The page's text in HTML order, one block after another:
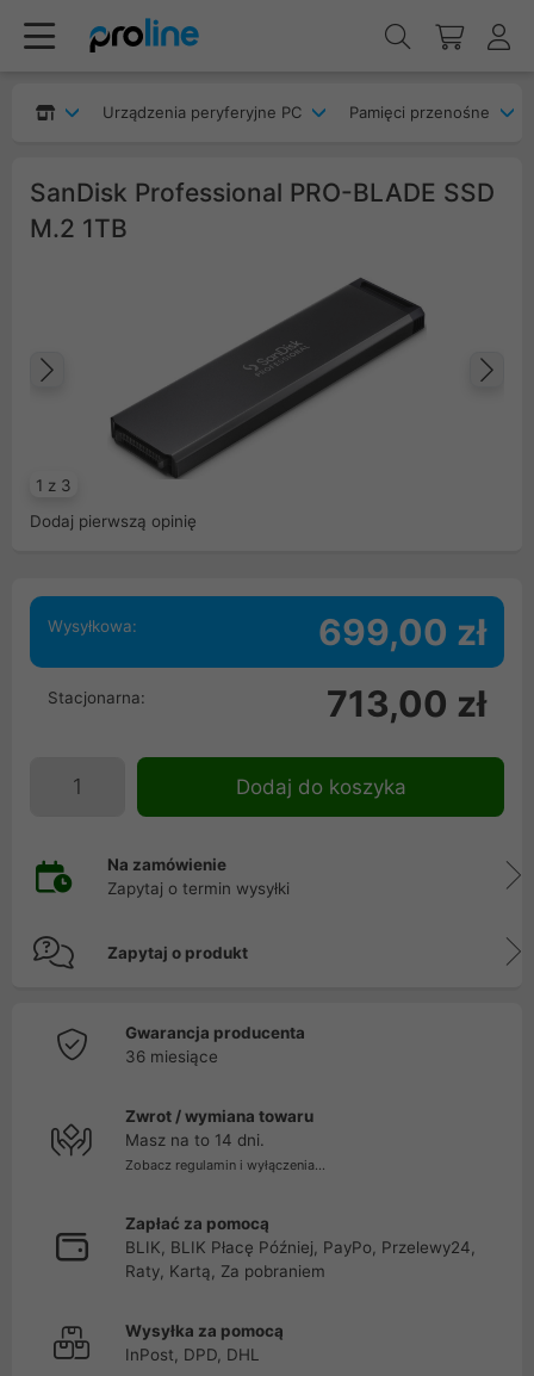
Urządzenia peryferyjne PC Pamięci przenośne
SanDisk Professional PRO-BLADE SSD
M.2 1TB
1 z 3
Poprzedni
Dodaj pierwszą opinię
Wysyłkowa: 699,00 zł
Stacjonarna: 713,00 zł
Dodaj do koszyka
Na zamówienie
Zapytaj o termin wysyłki
Zapytaj o produkt
Gwarancja producenta
36 miesiące
Zwrot / wymiana towaru
Masz na to 14 dni.
Zobacz regulamin i wyłączenia...
Zapłać za pomocą
BLIK, BLIK Płacę Później, PayPo, Przelewy24,
Raty, Kartą, Za pobraniem
Wysyłka za pomocą
InPost, DPD, DHL